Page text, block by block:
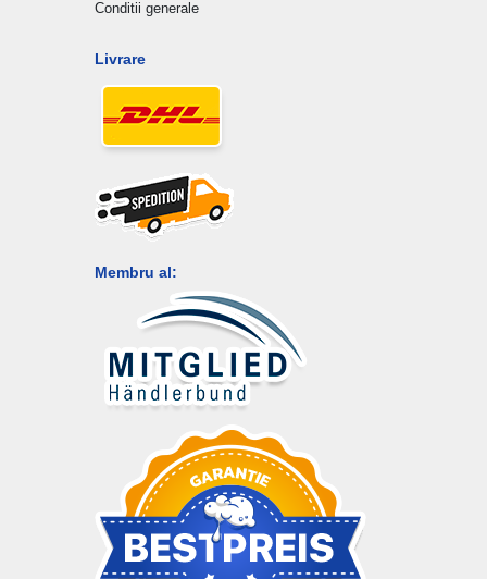
Conditii generale
Livrare
Membru al: